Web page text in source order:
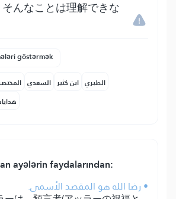
そんなことは理解できな
göstərmək
السعدي ابن كثير الطبري
ayələrin faydalarından:
• رضا الله هو المقصد الأسمى.